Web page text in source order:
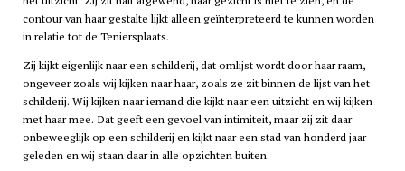
contour van haar gestalte lijkt alleen geïnterpreteerd te kunnen worden
in relatie tot de Teniersplaats.
Zij kijkt eigenlijk naar een schilderij, dat omlijst wordt door haar raam,
ongeveer zoals wij kijken naar haar, zoals ze zit binnen de lijst van het
schilderij. Wij kijken naar iemand die kijkt naar een uitzicht en wij kijken
met haar mee. Dat geeft een gevoel van intimiteit, maar zij zit daar
onbeweeglijk op een schilderij en kijkt naar een stad van honderd jaar
geleden en wij staan daar in alle opzichten buiten.